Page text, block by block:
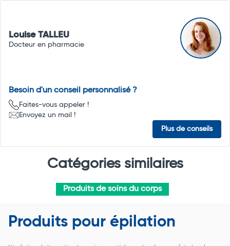
Louise TALLEU
Docteur en pharmacie
Besoin d'un conseil personnalisé ?
Faites-vous appeler !
Envoyez un mail !
Plus de conseils
Catégories similaires
Produits de soins du corps
Produits pour épilation